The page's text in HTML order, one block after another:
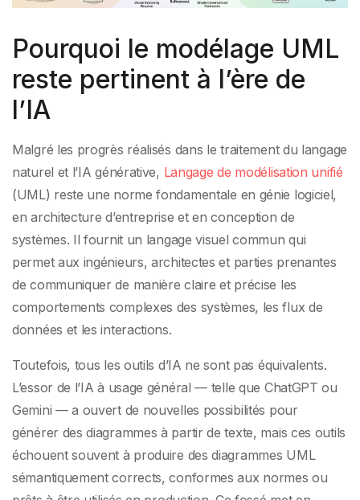
Pourquoi le modélage UML
reste pertinent à l’ère de
l’IA
Malgré les progrès réalisés dans le traitement du langage
naturel et l’IA générative, Langage de modélisation unifié
(UML) reste une norme fondamentale en génie logiciel,
en architecture d’entreprise et en conception de
systèmes. Il fournit un langage visuel commun qui
permet aux ingénieurs, architectes et parties prenantes
de communiquer de manière claire et précise les
comportements complexes des systèmes, les flux de
données et les interactions.
Toutefois, tous les outils d’IA ne sont pas équivalents.
L’essor de l’IA à usage général — telle que ChatGPT ou
Gemini — a ouvert de nouvelles possibilités pour
générer des diagrammes à partir de texte, mais ces outils
échouent souvent à produire des diagrammes UML
sémantiquement corrects, conformes aux normes ou